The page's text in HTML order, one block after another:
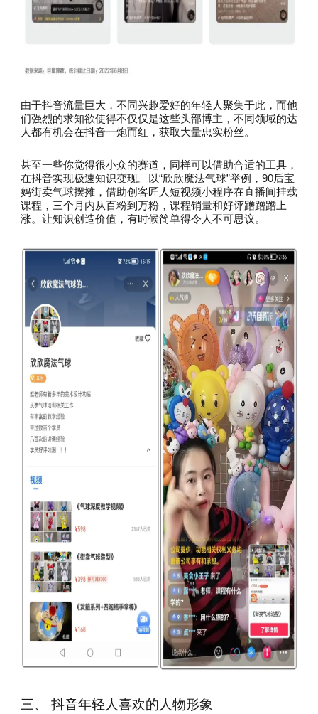
由于抖音流量巨大，不同兴趣爱好的年轻人聚集于此，而他
们强烈的求知欲使得不仅仅是这些头部博主，不同领域的达
人都有机会在抖音一炮而红，获取大量忠实粉丝。
甚至一些你觉得很小众的赛道，同样可以借助合适的工具，
在抖音实现极速知识变现。以“欣欣魔法气球”举例，90后宝
妈街卖气球摆摊，借助创客匠人短视频小程序在直播间挂载
课程，三个月内从百粉到万粉，课程销量和好评蹭蹭蹭上
涨。让知识创造价值，有时候简单得令人不可思议。
三、 抖音年轻人喜欢的人物形象